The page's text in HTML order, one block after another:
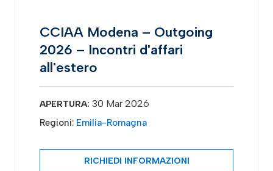
CCIAA Modena – Outgoing
2026 – Incontri d'affari
all'estero
APERTURA: 30 Mar 2026
Regioni: Emilia-Romagna
RICHIEDI INFORMAZIONI